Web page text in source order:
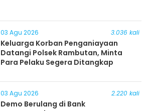
03 Agu 2026 3.036 kali
Keluarga Korban Penganiayaan
Datangi Polsek Rambutan, Minta
Para Pelaku Segera Ditangkap
03 Agu 2026 2.220 kali
Demo Berulang di Bank